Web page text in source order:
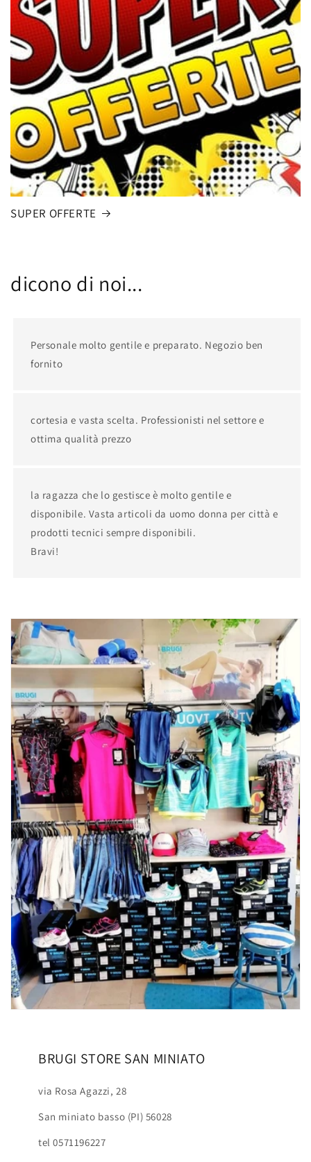
SUPER OFFERTE
dicono di noi...
Personale molto gentile e preparato. Negozio ben
fornito
cortesia e vasta scelta. Professionisti nel settore e
ottima qualità prezzo
la ragazza che lo gestisce è molto gentile e
disponibile. Vasta articoli da uomo donna per città e
prodotti tecnici sempre disponibili.
Bravi!
BRUGI STORE SAN MINIATO
via Rosa Agazzi, 28
San miniato basso (PI) 56028
tel 0571196227